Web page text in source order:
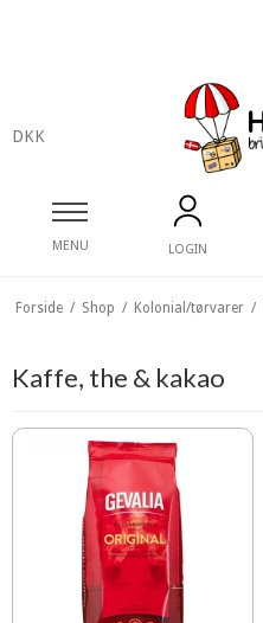
DKK
MENU LOGIN
Forside / Shop / Kolonial/tørvarer /
Kaffe, the & kakao